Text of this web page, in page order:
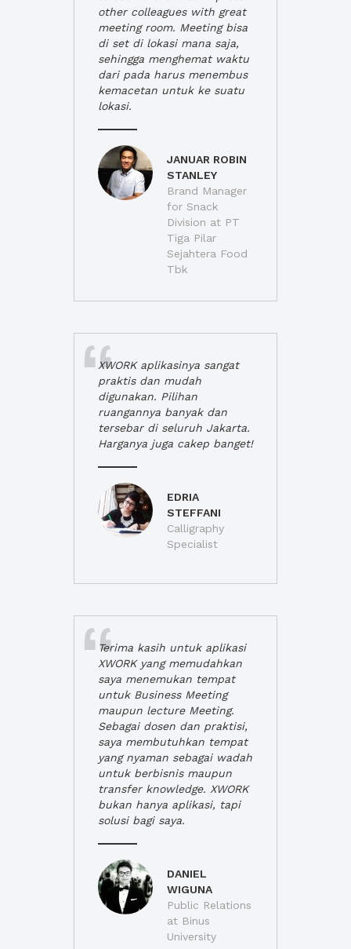
other colleagues with great
meeting room. Meeting bisa
di set di lokasi mana saja,
sehingga menghemat waktu
dari pada harus menembus
kemacetan untuk ke suatu
lokasi.
JANUAR ROBIN
STANLEY
Brand Manager
for Snack
Division at PT
Tiga Pilar
Sejahtera Food
Tbk
XWORK aplikasinya sangat
praktis dan mudah
digunakan. Pilihan
ruangannya banyak dan
tersebar di seluruh Jakarta.
Harganya juga cakep banget!
EDRIA
STEFFANI
Calligraphy
Specialist
Terima kasih untuk aplikasi
XWORK yang memudahkan
saya menemukan tempat
untuk Business Meeting
maupun lecture Meeting.
Sebagai dosen dan praktisi,
saya membutuhkan tempat
yang nyaman sebagai wadah
untuk berbisnis maupun
transfer knowledge. XWORK
bukan hanya aplikasi, tapi
solusi bagi saya.
DANIEL
WIGUNA
Public Relations
at Binus
University